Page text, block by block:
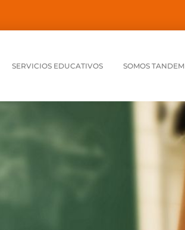
SERVICIOS EDUCATIVOS SOMOS TANDEM